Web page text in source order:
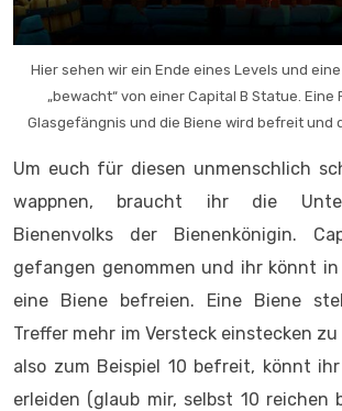
Hier sehen wir ein Ende eines Levels und
„bewacht“ von einer Capital B Statue. Eine
Glasgefängnis und die Biene wird befreit und
Um euch für diesen unmenschlich
wappnen, braucht ihr die
Bienenvolks der Bienenkönigin.
gefangen genommen und ihr könnt in
eine Biene befreien. Eine Biene
Treffer mehr im Versteck einstecken
also zum Beispiel 10 befreit, könnt
erleiden (glaub mir, selbst 10 reichen